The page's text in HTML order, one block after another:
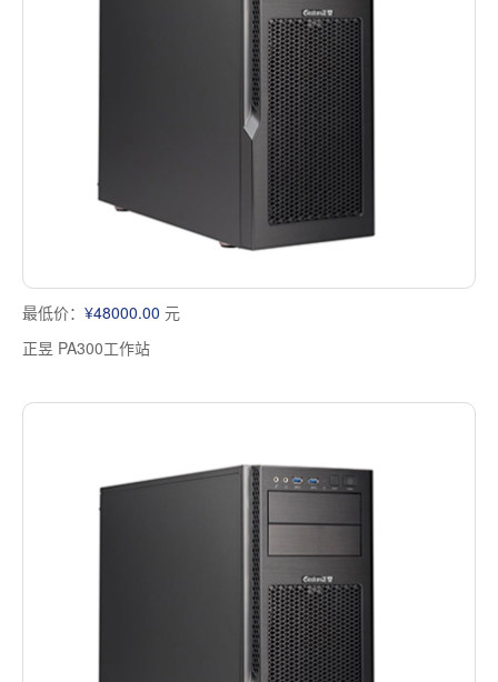
最低价： ¥48000.00 元
正昱 PA300工作站